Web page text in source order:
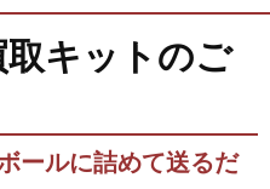
キットのご
ールに詰めて送るだ